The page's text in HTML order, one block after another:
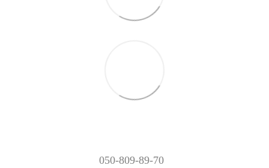
050-809-89-70